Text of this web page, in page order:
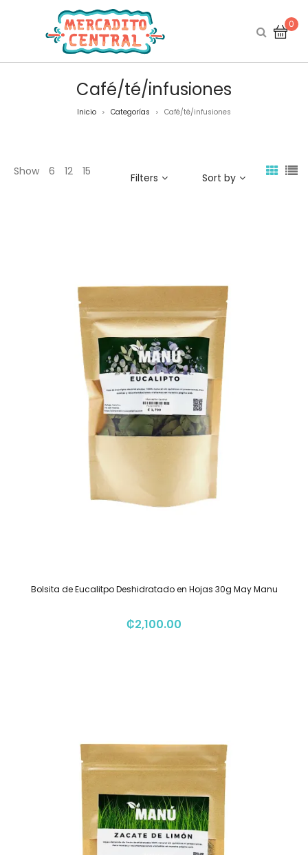
0
Café/té/infusiones
Inicio > Categorías > Café/té/infusiones
Show 6 12 15 Filters Sort by
Bolsita de Eucalitpo Deshidratado en Hojas 30g May Manu
₡2,100.00